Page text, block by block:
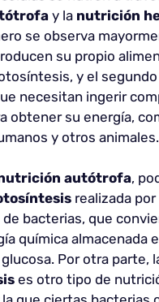
y la nutrición
se observa
su propio
y el segundo
necesitan ingerir
obtener su energía,
y otros animales.
autótrofa,
realizada
bacterias, que
química almacenada
Por otra parte,
es otro tipo de